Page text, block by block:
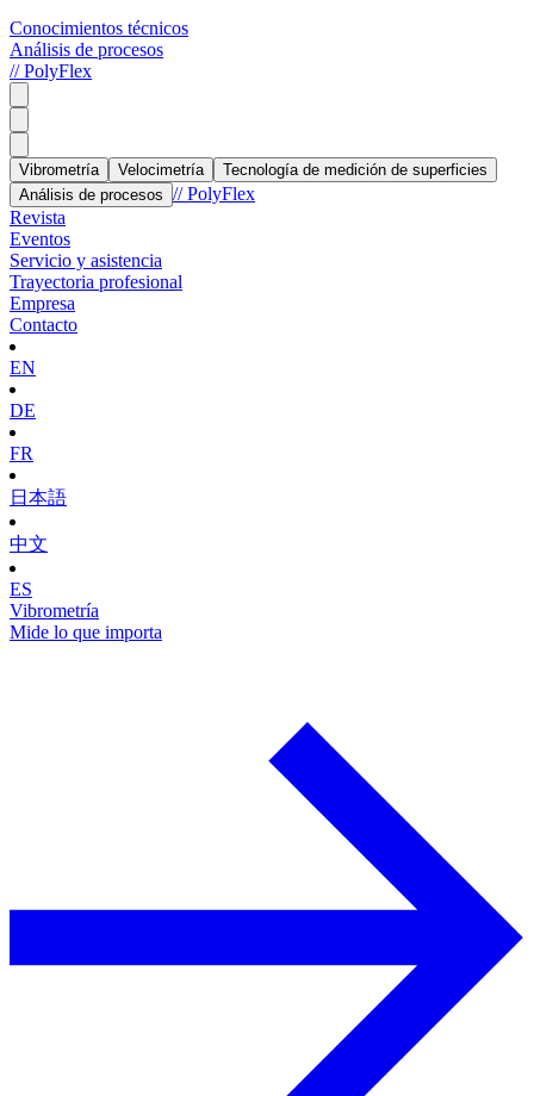
Conocimientos técnicos
Análisis de procesos
// PolyFlex
Vibrometría Velocimetría
Tecnología de medición de superficies
Análisis de procesos // PolyFlex
Revista
Eventos
Servicio y asistencia
Trayectoria profesional
Empresa
Contacto
EN
DE
FR
日本語
中文
ES
Vibrometría
Mide lo que importa